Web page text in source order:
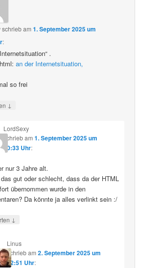
schriebam1. September 2025 um
:
.
an der Internetsituation,
so frei
↓
LordSexy
schriebam 1. September 2025 um
10:33 Uhr:
nur 3 Jahre alt.
gut oder schlecht, dass da der HTML
übernommen wurde in den
Da könnte ja alles verlinkt sein :/
↓
Linus
schriebam2. September 2025 um
12:51 Uhr: